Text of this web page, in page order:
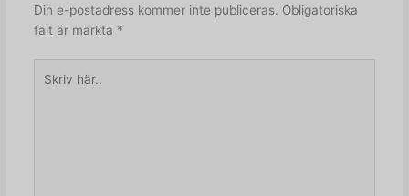
Din e-postadress kommer inte publiceras. Obligatoriska
fält är märkta *
här..